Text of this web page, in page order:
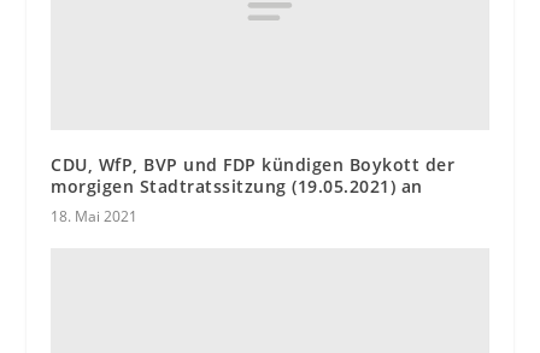
CDU, WfP, BVP und FDP kündigen Boykott der
morgigen Stadtratssitzung (19.05.2021) an
18. Mai 2021